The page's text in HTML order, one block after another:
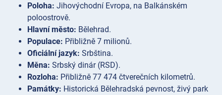
Poloha: Jihovýchodní Evropa, na Balkánském
poloostrově.
Hlavní město: Bělehrad.
Populace: Přibližně 7 milionů.
Oficiální jazyk: Srbština.
Měna: Srbský dinár (RSD).
Rozloha: Přibližně 77 474 čtverečních kilometrů.
Památky: Historická Bělehradská pevnost, živý park